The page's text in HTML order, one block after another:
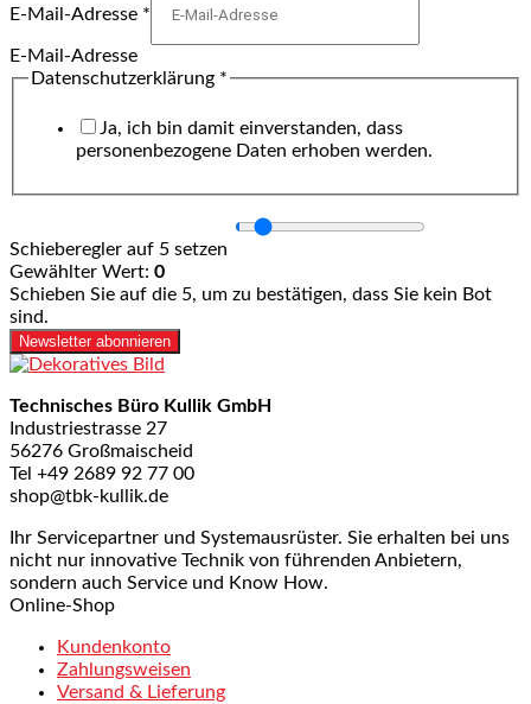
E-Mail-Adresse *
E-Mail-Adresse
Datenschutzerklärung *
Ja, ich bin damit einverstanden, dass
personenbezogene Daten erhoben werden.
Schieberegler auf 5 setzen
Gewählter Wert: 0
Schieben Sie auf die 5, um zu bestätigen, dass Sie kein Bot
sind.
Newsletter abonnieren
Technisches Büro Kullik GmbH
Industriestrasse 27
56276 Großmaischeid
Tel +49 2689 92 77 00
shop@tbk-kullik.de
Ihr Servicepartner und Systemausrüster. Sie erhalten bei uns
nicht nur innovative Technik von führenden Anbietern,
sondern auch Service und Know How.
Online-Shop
Kundenkonto
Zahlungsweisen
Versand & Lieferung